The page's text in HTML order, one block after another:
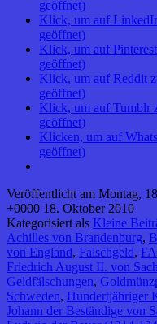
geöffnet)
Klick, um auf
geöffnet)
Klick, um auf
geöffnet)
Klick, um auf Reddit
geöffnet)
Klick, um auf Tumblr
geöffnet)
Klicken, um auf
geöffnet)
Veröffentlicht am Montag,
+0000 18. Oktober 2010
Kategorisiert als Kleine
Achilles von Brandenburg,
von England, Falschgeld,
Friedrich August II. von
Geldfälschungen,
Schweden, Hundertjähriger
Johann der Beständige von